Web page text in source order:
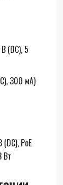
(DC), 5
300 мА)
(DC), PoE
Вт